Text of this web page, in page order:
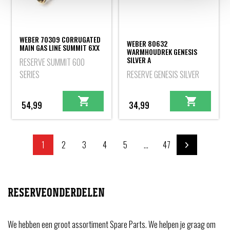
WEBER 70309 CORRUGATED
MAIN GAS LINE SUMMIT 6XX
RESERVE SUMMIT 600
SERIES
54,99
WEBER 80632
WARMHOUDREK GENESIS
SILVER A
RESERVE GENESIS SILVER
34,99
1 2 3 4 5 ... 47
RESERVEONDERDELEN
We hebben een groot assortiment Spare Parts. We helpen je graag om